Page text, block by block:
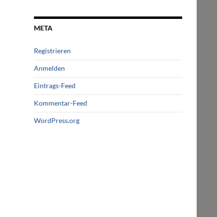
META
Registrieren
Anmelden
Eintrags-Feed
Kommentar-Feed
WordPress.org